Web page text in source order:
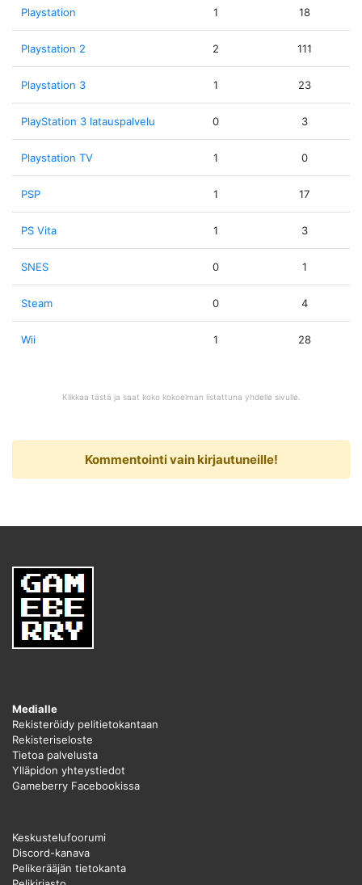
Playstation 1 18
Playstation 2 2 111
Playstation 3 1 23
PlayStation 3 latauspalvelu 0 3
Playstation TV 1 0
PSP 1 17
PS Vita 1 3
SNES 0 1
Steam 0 4
Wii 1 28
Klikkaa tästä ja saat koko kokoelman listattuna yhdelle sivulle.
Kommentointi vain kirjautuneille!
Medialle
Rekisteröidy pelitietokantaan
Rekisteriseloste
Tietoa palvelusta
Ylläpidon yhteystiedot
Gameberry Facebookissa
Keskustelufoorumi
Discord-kanava
Pelikerääjän tietokanta